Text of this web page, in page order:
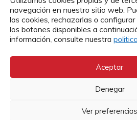
navegación en nuestro sitio web.
las cookies, rechazarlas o
los botones disponibles a
información, consulte nuestra
Aceptar
Denegar
Ver preferencias
Suscríbete a
Te mandamos toda la actualidad de
electrónico.
Aviso Legaly